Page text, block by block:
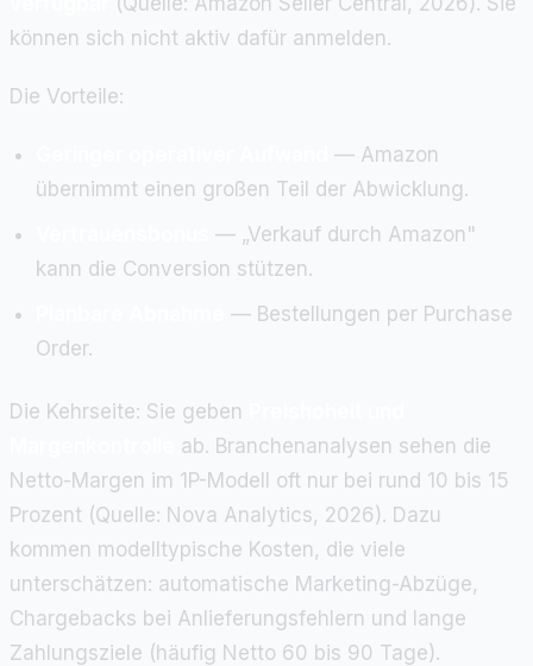
können sich nicht aktiv dafür anmelden.
Die Vorteile:
— Amazon
übernimmt einen großen Teil der Abwicklung.
— „Verkauf durch Amazon"
kann die Conversion stützen.
— Bestellungen per Purchase
Order.
Die Kehrseite: Sie geben
ab. Branchenanalysen sehen die
Netto-Margen im 1P-Modell oft nur bei rund 10 bis 15
Prozent (Quelle: Nova Analytics, 2026). Dazu
kommen modelltypische Kosten, die viele
unterschätzen: automatische Marketing-Abzüge,
Chargebacks bei Anlieferungsfehlern und lange
Zahlungsziele (häufig Netto 60 bis 90 Tage).